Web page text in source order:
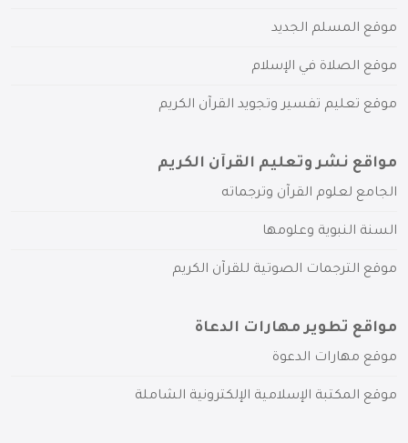
موقع المسلم الجديد
موقع الصلاة في الإسلام
موقع تعليم تفسير وتجويد القرآن الكريم
مواقع نشر وتعليم القرآن الكريم
الجامع لعلوم القرآن وترجماته
السنة النبوية وعلومها
موقع الترجمات الصوتية للقرآن الكريم
مواقع تطوير مهارات الدعاة
موقع مهارات الدعوة
موقع المكتبة الإسلامية الإلكترونية الشاملة